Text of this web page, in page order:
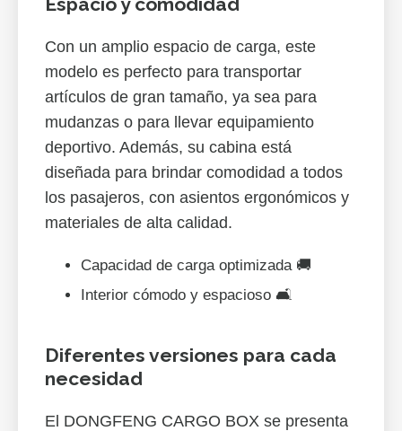
Con un amplio espacio de carga, este
modelo es perfecto para transportar
artículos de gran tamaño, ya sea para
mudanzas o para llevar equipamiento
deportivo. Además, su cabina está
diseñada para brindar comodidad a todos
los pasajeros, con asientos ergonómicos y
materiales de alta calidad.
Capacidad de carga optimizada 🚚
Interior cómodo y espacioso 🛋️
Diferentes versiones para cada
necesidad
El DONGFENG CARGO BOX se presenta